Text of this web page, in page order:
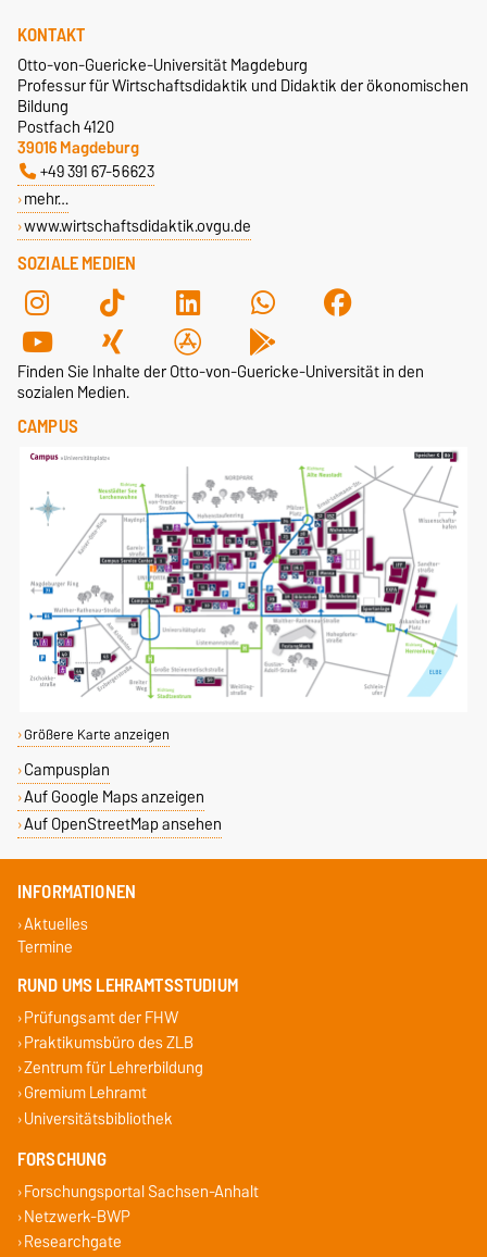
SOZIALE MEDIEN
Finden Sie Inhalte der Otto-von-Guericke-Universität in den
sozialen Medien.
KONTAKT
Otto-von-Guericke-Universität Magdeburg
Professur für Wirtschaftsdidaktik und Didaktik der ökonomischen
Bildung
Postfach 4120
39016 Magdeburg
+49 391 67-56623
mehr…
www.wirtschaftsdidaktik.ovgu.de
CAMPUS
Größere Karte anzeigen
Campusplan
Auf Google Maps anzeigen
Auf OpenStreetMap ansehen
INFORMATIONEN
Aktuelles
Termine
RUND UMS LEHRAMTSSTUDIUM
Prüfungsamt der FHW
Praktikumsbüro des ZLB
Zentrum für Lehrerbildung
Gremium Lehramt
Universitätsbibliothek
FORSCHUNG
Forschungsportal Sachsen-Anhalt
Netzwerk-BWP
Researchgate